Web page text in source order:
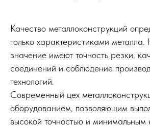
Качество металлоконструкций
только характеристиками
значение имеют точность резки,
соединений и соблюдение
технологий.
Современный цех
оборудованием, позволяющим
высокой точностью и минимальным